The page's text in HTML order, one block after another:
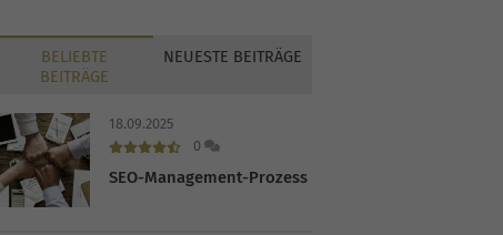
BELIEBTE
BEITRÄGE
NEUESTE BEITRÄGE
18.09.2025
0
SEO-Management-Prozess